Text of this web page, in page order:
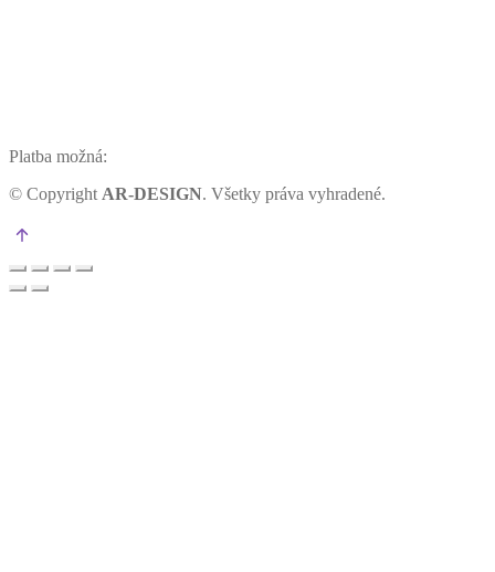
Platba možná:
© Copyright AR-DESIGN. Všetky práva vyhradené.